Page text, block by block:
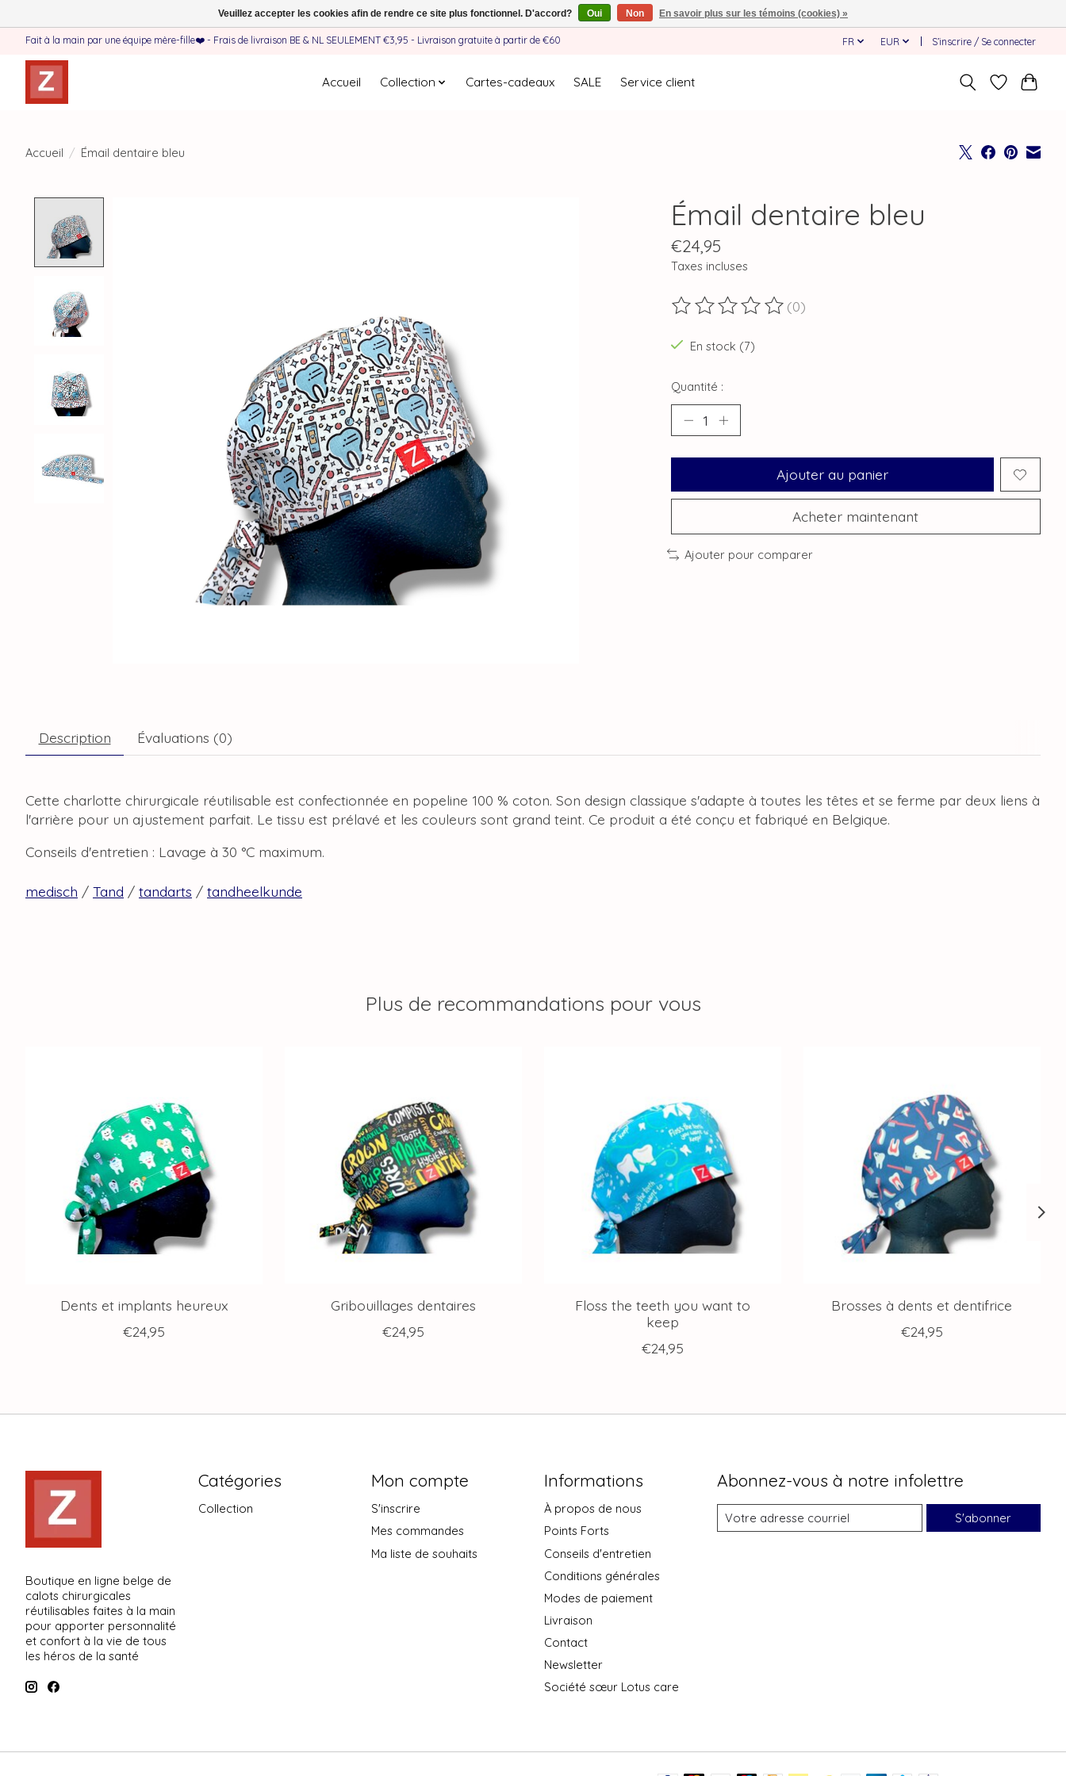
Fait à la main par une équipe mère-fille❤️ - Frais de livraison BE & NL SEULEMENT €3,95 - Livraison gratuite à partir de €60 FR EUR S’inscrire / Se connecter
Accueil Collection Cartes-cadeaux SALE Service client
Accueil / Émail dentaire bleu
Émail dentaire bleu
€24,95
Taxes incluses
Ce produit est évalué à
(0)
En stock (7)
Quantité :
Ajouter au panier
Acheter maintenant
Ajouter pour comparer
Description Évaluations (0)
Cette charlotte chirurgicale réutilisable est confectionnée en popeline 100 % coton. Son design classique s'adapte à toutes les têtes et se ferme par deux liens à
l'arrière pour un ajustement parfait. Le tissu est prélavé et les couleurs sont grand teint. Ce produit a été conçu et fabriqué en Belgique.
Conseils d'entretien : Lavage à 30 °C maximum.
medisch / Tand / tandarts / tandheelkunde
Plus de recommandations pour vous
Dents et implants heureux
€24,95
Gribouillages dentaires
€24,95
Floss the teeth you want to
keep
€24,95
Brosses à dents et dentifrice
€24,95
Boutique en ligne belge de
calots chirurgicales
réutilisables faites à la main
pour apporter personnalité
et confort à la vie de tous
les héros de la santé
Catégories
Collection
Mon compte
S'inscrire
Mes commandes
Ma liste de souhaits
Informations
À propos de nous
Points Forts
Conseils d'entretien
Conditions générales
Modes de paiement
Livraison
Contact
Newsletter
Société sœur Lotus care
Abonnez-vous à notre infolettre
S'abonner
Veuillez accepter les cookies afin de rendre ce site plus fonctionnel. D'accord? Oui Non En savoir plus sur les témoins (cookies) »